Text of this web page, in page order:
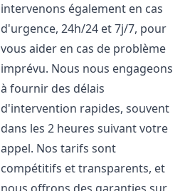
intervenons également en cas
d'urgence, 24h/24 et 7j/7, pour
vous aider en cas de problème
imprévu. Nous nous engageons
à fournir des délais
d'intervention rapides, souvent
dans les 2 heures suivant votre
appel. Nos tarifs sont
compétitifs et transparents, et